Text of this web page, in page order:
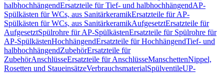
halbhochhängendErsatzteile für Tief- und halbhochhängendAP-
Spülkästen für WCs, aus SanitärkeramikErsatzteile für AP-
Spülkästen für WCs, aus SanitärkeramikAufgesetztErsatzteile für
AufgesetztSpülrohre für AP-SpülkästenErsatzteile für Spülrohre für
AP-SpülkästenHochhängendErsatzteile für HochhängendTief- und
halbhochhängendZubehörErsatzteile für
ZubehörAnschlüsseErsatzteile für AnschlüsseManschettenNippel,
Rosetten und StaueinsätzeVerbrauchsmaterialSpülventileUP-